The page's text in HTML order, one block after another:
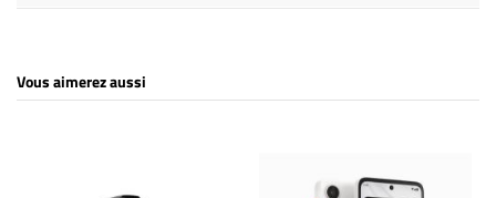
Vous aimerez aussi